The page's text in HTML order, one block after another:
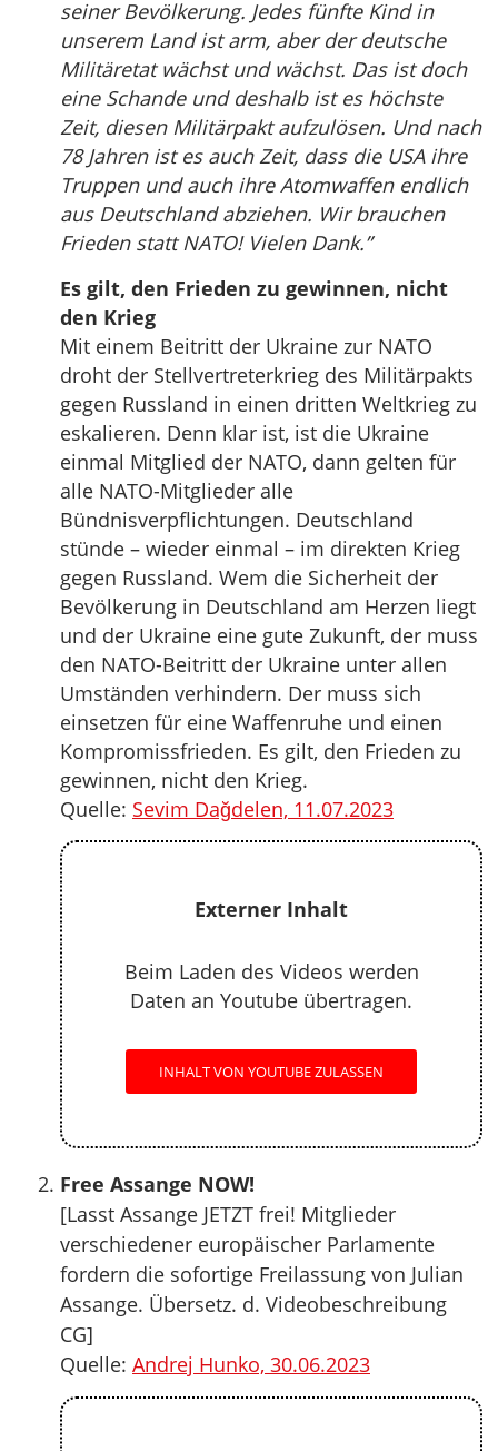
seiner Bevölkerung. Jedes fünfte Kind in
unserem Land ist arm, aber der deutsche
Militäretat wächst und wächst. Das ist doch
eine Schande und deshalb ist es höchste
Zeit, diesen Militärpakt aufzulösen. Und nach
78 Jahren ist es auch Zeit, dass die USA ihre
Truppen und auch ihre Atomwaffen endlich
aus Deutschland abziehen. Wir brauchen
Frieden statt NATO! Vielen Dank.”
Es gilt, den Frieden zu gewinnen, nicht
den Krieg
Mit einem Beitritt der Ukraine zur NATO
droht der Stellvertreterkrieg des Militärpakts
gegen Russland in einen dritten Weltkrieg zu
eskalieren. Denn klar ist, ist die Ukraine
einmal Mitglied der NATO, dann gelten für
alle NATO-Mitglieder alle
Bündnisverpflichtungen. Deutschland
stünde – wieder einmal – im direkten Krieg
gegen Russland. Wem die Sicherheit der
Bevölkerung in Deutschland am Herzen liegt
und der Ukraine eine gute Zukunft, der muss
den NATO-Beitritt der Ukraine unter allen
Umständen verhindern. Der muss sich
einsetzen für eine Waffenruhe und einen
Kompromissfrieden. Es gilt, den Frieden zu
gewinnen, nicht den Krieg.
Quelle: Sevim Dağdelen, 11.07.2023
Externer Inhalt
Beim Laden des Videos werden
Daten an Youtube übertragen.
INHALT VON YOUTUBE ZULASSEN
Free Assange NOW!
[Lasst Assange JETZT frei! Mitglieder
verschiedener europäischer Parlamente
fordern die sofortige Freilassung von Julian
Assange. Übersetz. d. Videobeschreibung
CG]
Quelle: Andrej Hunko, 30.06.2023